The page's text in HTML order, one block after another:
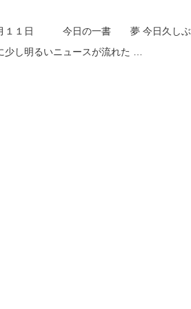
１１日 今日の一書 夢 今日久しぶ
少し明るいニュースが流れた …